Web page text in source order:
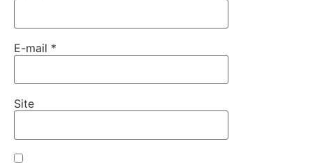
E-mail *
Site